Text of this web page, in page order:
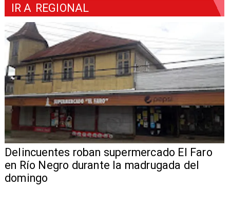
IR A REGIONAL
Delincuentes roban supermercado El Faro
en Río Negro durante la madrugada del
domingo